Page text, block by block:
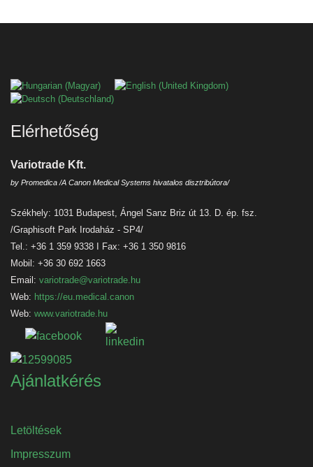
Válasszon nyelvet
Elérhetőség
Variotrade Kft.
by Promedica /A Canon Medical Systems hivatalos disztribútora/
Székhely: 1031 Budapest, Ángel Sanz Briz út 13. D. ép. fsz.
/Graphisoft Park Irodaház - SP4/
Tel.: +36 1 359 9338 I Fax: +36 1 350 9816
Mobil: +36 30 692 1663
Email: variotrade@variotrade.hu
Web: https://eu.medical.canon
Web: www.variotrade.hu
Ajánlatkérés
Letöltések
Impresszum